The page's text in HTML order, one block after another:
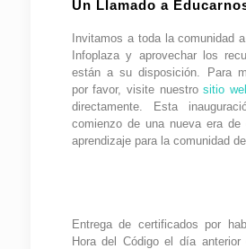
Un Llamado a
Invitamos a toda la comunidad
Infoplaza y aprovechar los
están a su disposición. Para
por favor, visite nuestrositio
directamente. Esta
comienzo de una nueva era de
aprendizaje para la comunidad
Entrega de certificados por
Hora del Código el día anterior